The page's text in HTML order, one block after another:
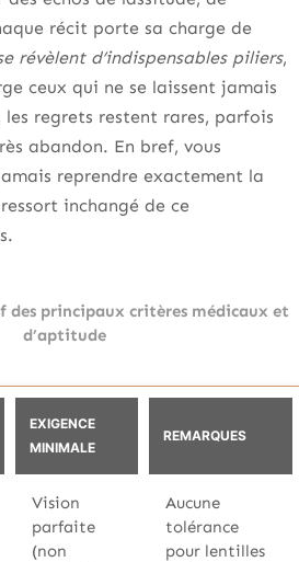
récit porte sa charge de
révèlent d’indispensables piliers,
ceux qui ne se laissent jamais
regrets restent rares, parfois
abandon. En bref, vous
reprendre exactement la
inchangé de ce
principaux critères médicaux et
d’aptitude
EXIGENCE
MINIMALE
REMARQUES
Vision
parfaite
(non
Aucune
tolérance
pour lentilles